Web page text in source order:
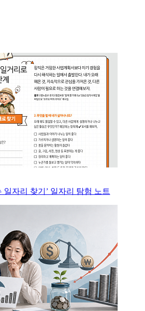
일자리 찾기’ 일자리 탐험 노트